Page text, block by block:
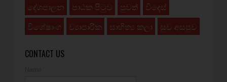
දේශපාලන
පාඨක පිටුව පුවත්
විදෙස්
විශේෂාංග
ව්‍යාපාරික සාහිත්‍ය කලා සුව අසපුව
CONTACT US